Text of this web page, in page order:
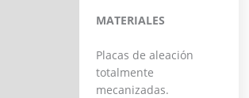
MATERIALES
Placas de aleación
totalmente
mecanizadas.